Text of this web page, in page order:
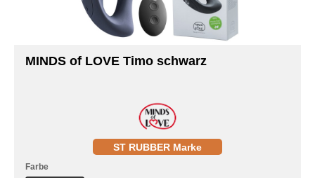
MINDS of LOVE Timo schwarz
ST RUBBER Marke
Farbe